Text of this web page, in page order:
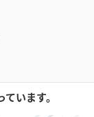
います。